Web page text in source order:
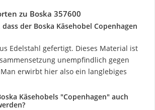
zu Boska 357600
der Boska Käsehobel Copenhagen
Edelstahl gefertigt. Dieses Material ist
unempfindlich gegen
erwirbt hier also ein langlebiges
Käsehobels "Copenhagen" auch